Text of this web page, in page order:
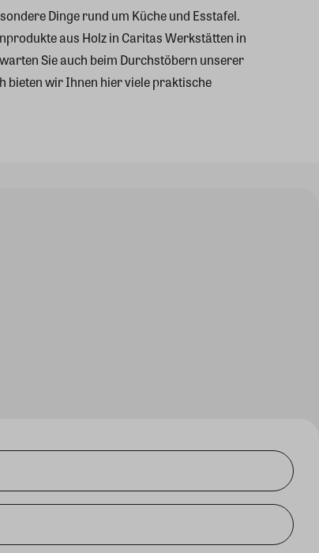
Dinge rund um Küche und Esstafel.
aus Holz in Caritas Werkstätten in
Sie auch beim Durchstöbern unserer
bieten wir Ihnen hier viele praktische